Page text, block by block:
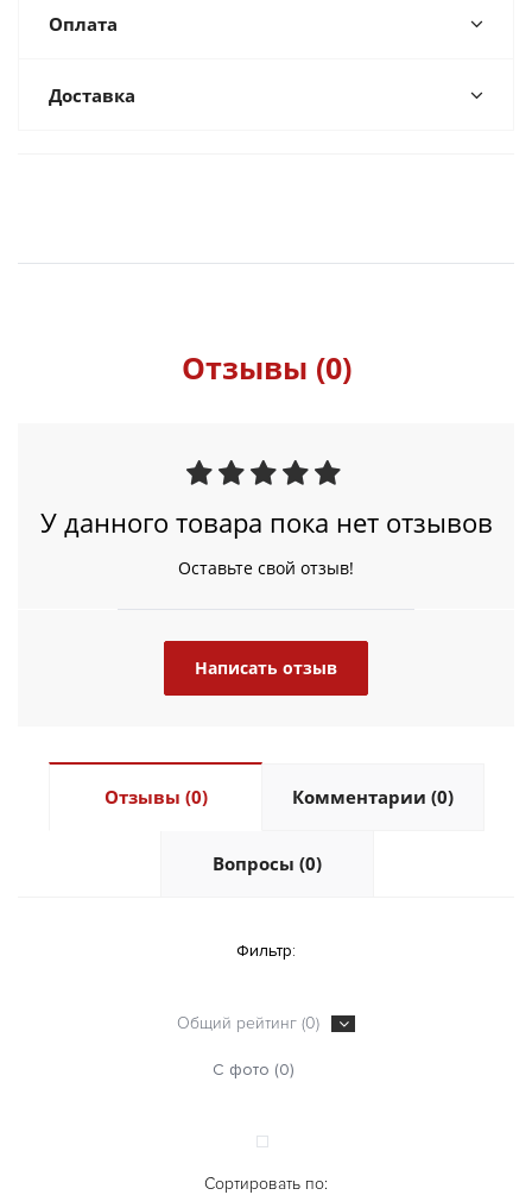
Оплата
Доставка
Отзывы (0)
У данного товара пока нет отзывов
Оставьте свой отзыв!
Написать отзыв
Отзывы (0) Комментарии (0)
Вопросы (0)
Фильтр:
Общий рейтинг (0)
С фото (0)
Сортировать по: